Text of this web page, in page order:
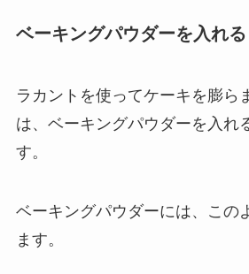
ベーキングパウダーを入れる
ラカントを使ってケーキを膨ら
は、ベーキングパウダーを入れ
す。
ベーキングパウダーには、この
ます。